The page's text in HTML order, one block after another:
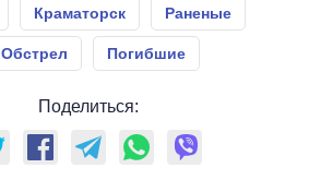
Краматорск Раненые
Обстрел Погибшие
Поделиться: